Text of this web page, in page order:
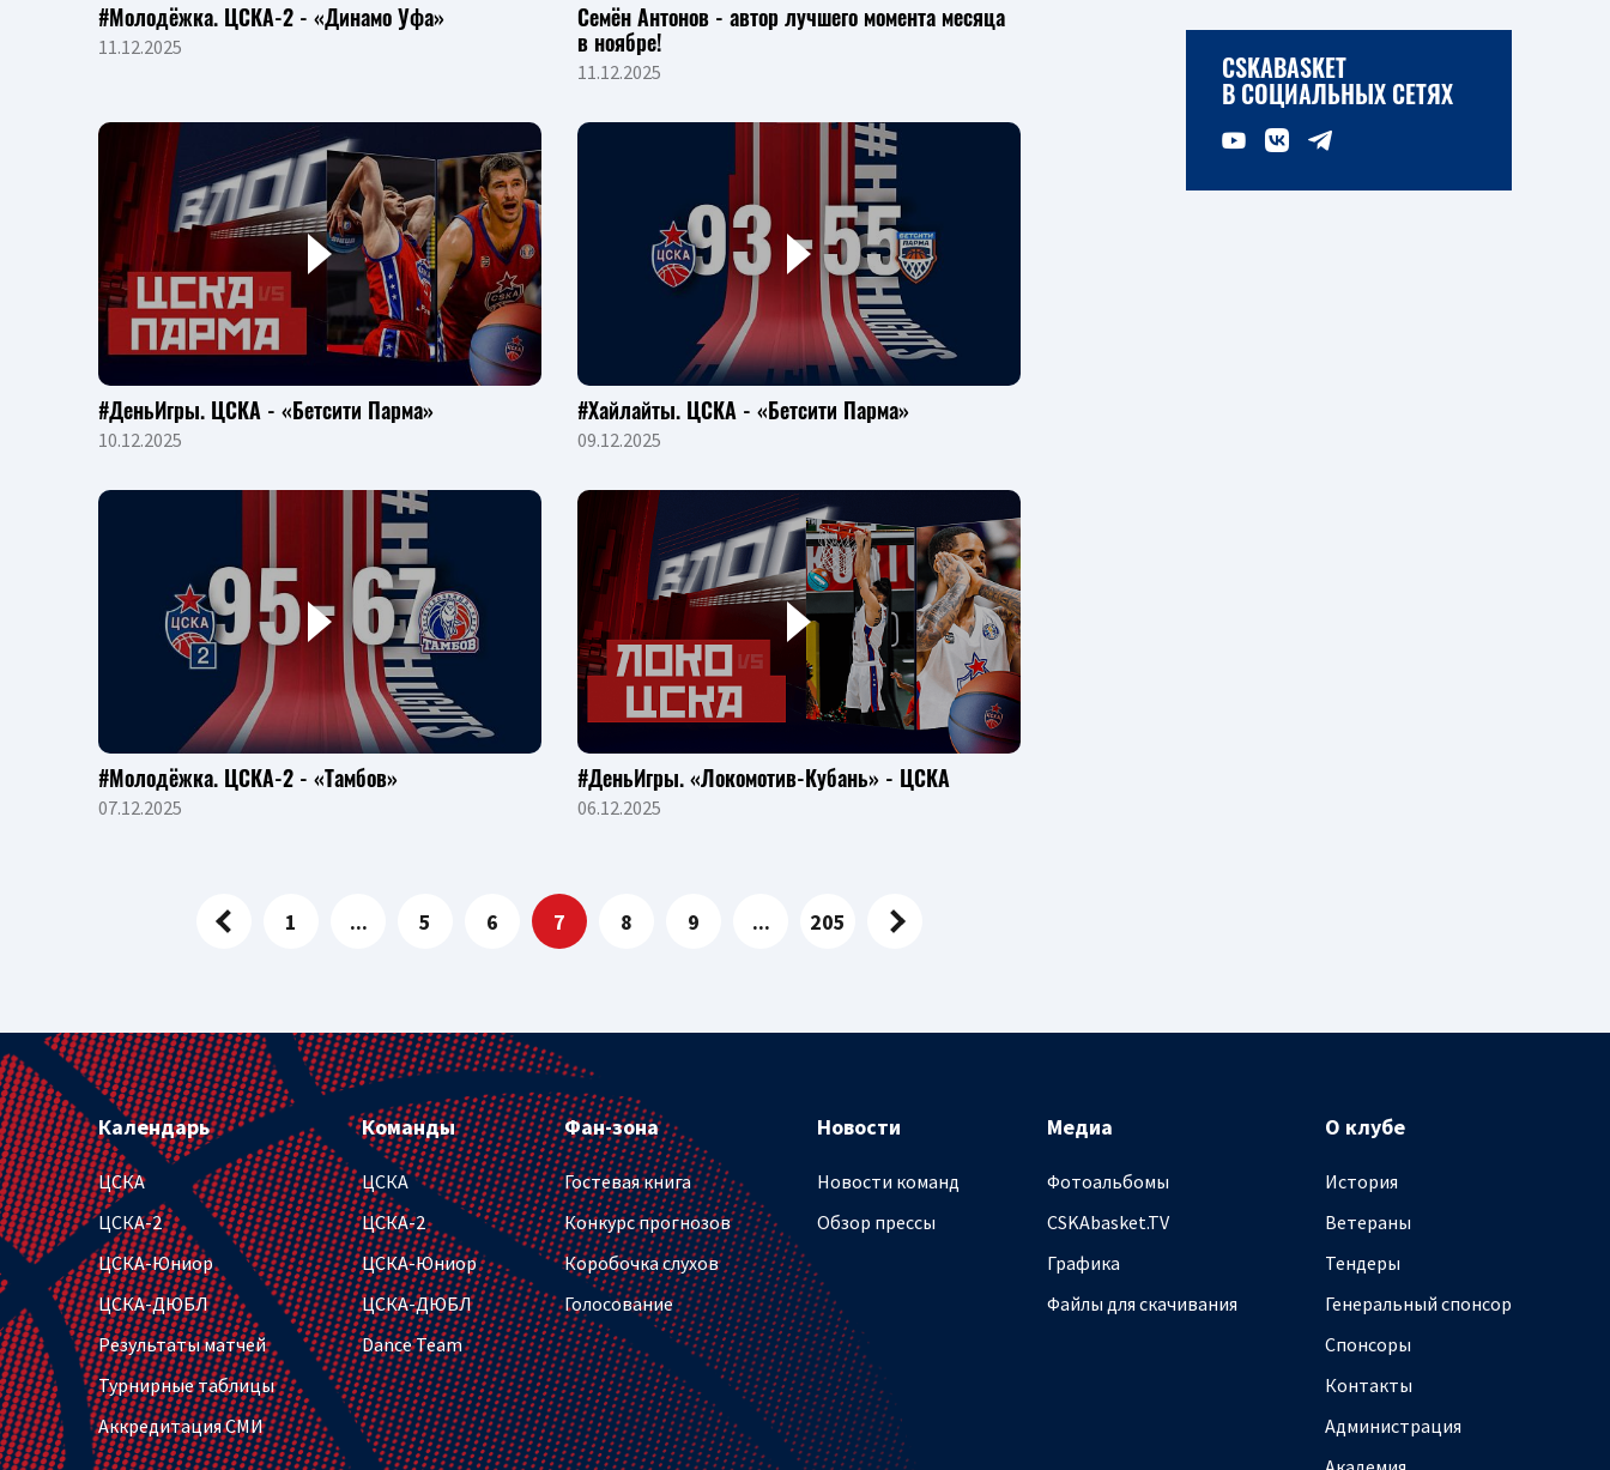
#Молодёжка. ЦСКА-2 - «Динамо Уфа»
11.12.2025
Семён Антонов - автор лучшего момента месяца
в ноябре!
11.12.2025
#ДеньИгры. ЦСКА - «Бетсити Парма»
10.12.2025
#Хайлайты. ЦСКА - «Бетсити Парма»
09.12.2025
#Молодёжка. ЦСКА-2 - «Тамбов»
07.12.2025
#ДеньИгры. «Локомотив-Кубань» - ЦСКА
06.12.2025
1 ... 5 6 7 8 9 ... 205
CSKABASKET
В СОЦИАЛЬНЫХ СЕТЯХ
Календарь
ЦСКА
ЦСКА-2
ЦСКА-Юниор
ЦСКА-ДЮБЛ
Результаты матчей
Турнирные таблицы
Аккредитация СМИ
Команды
ЦСКА
ЦСКА-2
ЦСКА-Юниор
ЦСКА-ДЮБЛ
Dance Team
Фан-зона
Гостевая книга
Конкурс прогнозов
Коробочка слухов
Голосование
Новости
Новости команд
Обзор прессы
Медиа
Фотоальбомы
CSKAbasket.TV
Графика
Файлы для скачивания
О клубе
История
Ветераны
Тендеры
Генеральный спонсор
Спонсоры
Контакты
Администрация